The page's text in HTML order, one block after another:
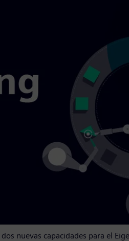
nuevas capacidades para el